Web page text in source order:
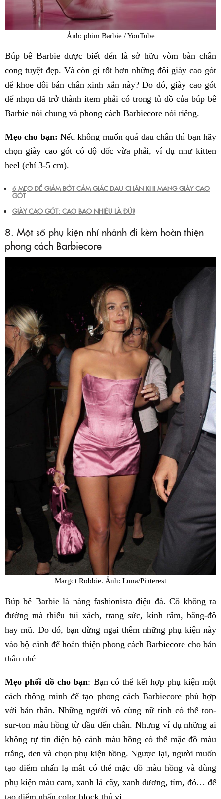
Ảnh: phim Barbie / YouTube
Búp bê Barbie được biết đến là sở hữu vòm bàn chân
cong tuyệt đẹp. Và còn gì tốt hơn những đôi giày cao gót
để khoe đôi bán chân xinh xắn này? Do đó, giày cao gót
đế nhọn đã trở thành item phải có trong tủ đồ của búp bê
Barbie nói chung và phong cách Barbiecore nói riêng.
Mẹo cho bạn: Nếu không muốn quá đau chân thì bạn hãy
chọn giày cao gót có độ dốc vừa phải, ví dụ như kitten
heel (chỉ 3-5 cm).
6 MẸO ĐỂ GIẢM BỚT CẢM GIÁC ĐAU CHÂN KHI MANG GIÀY CAO
GÓT
GIÀY CAO GÓT: CAO BAO NHIÊU LÀ ĐỦ?
8. Một số phụ kiện nhí nhảnh đi kèm hoàn thiện
phong cách Barbiecore
Margot Robbie. Ảnh: Luna/Pinterest
Búp bê Barbie là nàng fashionista điệu đà. Cô không ra
đường mà thiếu túi xách, trang sức, kính râm, băng-đô
hay mũ. Do đó, bạn đừng ngại thêm những phụ kiện này
vào bộ cánh để hoàn thiện phong cách Barbiecore cho bản
thân nhé
Mẹo phối đồ cho bạn: Bạn có thể kết hợp phụ kiện một
cách thông minh để tạo phong cách Barbiecore phù hợp
với bản thân. Những người vô cùng nữ tính có thể ton-
sur-ton màu hồng từ đầu đến chân. Nhưng ví dụ những ai
không tự tin diện bộ cánh màu hồng có thể mặc đồ màu
trắng, đen và chọn phụ kiện hồng. Ngược lại, người muốn
tạo điểm nhấn lạ mắt có thể mặc đồ màu hồng và dùng
phụ kiện màu cam, xanh lá cây, xanh dương, tím, đỏ… để
tạo điểm nhấn color block thú vị.